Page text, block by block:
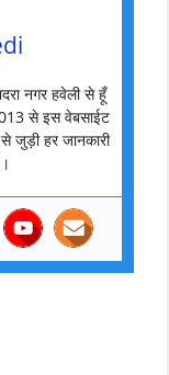
नगर हवेली से हूँ
से इस वेबसाईट
जुड़ी हर जानकारी